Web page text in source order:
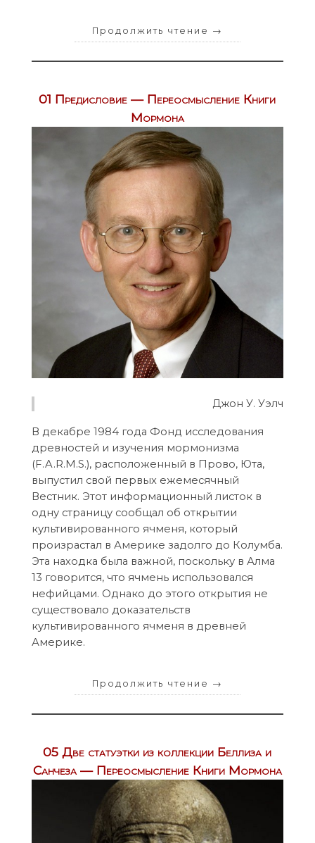
Продолжить чтение →
01 Предисловие — Переосмысление Книги
Мормона
Джон У. Уэлч
В декабре 1984 года Фонд исследования
древностей и изучения мормонизма
(F.A.R.M.S.), расположенный в Прово, Юта,
выпустил свой первых ежемесячный
Вестник. Этот информационный листок в
одну страницу сообщал об открытии
культивированного ячменя, который
произрастал в Америке задолго до Колумба.
Эта находка была важной, поскольку в Алма
13 говорится, что ячмень использовался
нефийцами. Однако до этого открытия не
существовало доказательств
культивированного ячменя в древней
Америке.
Продолжить чтение →
05 Две статуэтки из коллекции Беллиза и
Санчеза — Переосмысление Книги Мормона